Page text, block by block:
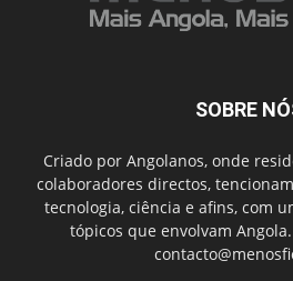
SOBRE
Criado por Angolanos, onde
colaboradores directos,
tecnologia, ciência e afins, com
tópicos que envolvam